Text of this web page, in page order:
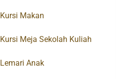
Kursi Makan
Kursi Meja Sekolah Kuliah
Lemari Anak